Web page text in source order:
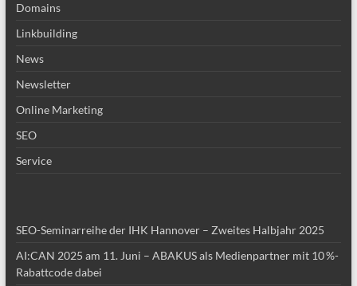
Domains
Linkbuilding
News
Newsletter
Online Marketing
SEO
Service
SEO-Seminarreihe der IHK Hannover – Zweites Halbjahr 2025
AI:CAN 2025 am 11. Juni – ABAKUS als Medienpartner mit 10 %-
Rabattcode dabei